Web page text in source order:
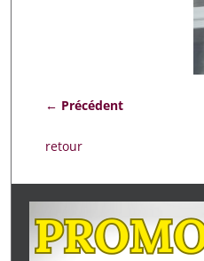
← Précédent
retour